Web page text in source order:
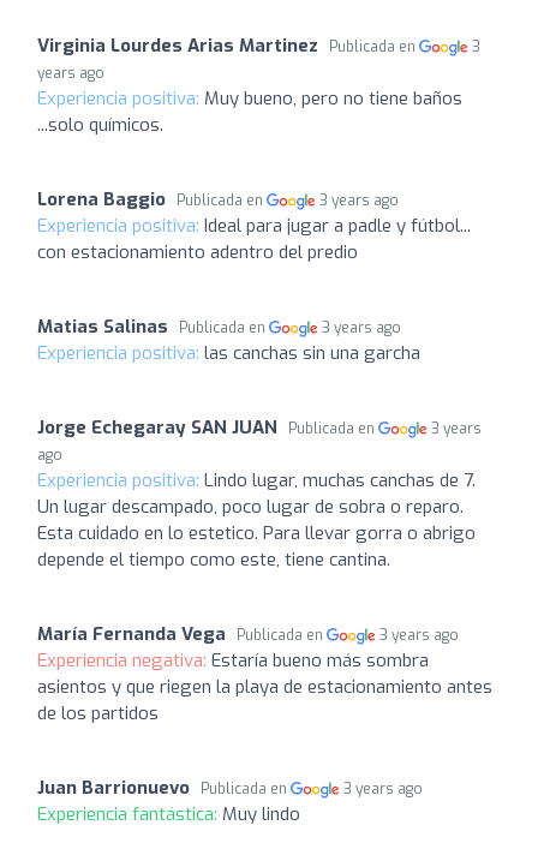
Virginia Lourdes Arias Martinez Publicada en
3
years ago
Experiencia positiva: Muy bueno, pero no tiene baños
...solo químicos.
Lorena Baggio Publicada en 3 years ago
Experiencia positiva: Ideal para jugar a padle y fútbol...
con estacionamiento adentro del predio
Matias Salinas Publicada en 3 years ago
Experiencia positiva: las canchas sin una garcha
Jorge Echegaray SAN JUAN Publicada en
3 years
ago
Experiencia positiva: Lindo lugar, muchas canchas de 7.
Un lugar descampado, poco lugar de sobra o reparo.
Esta cuidado en lo estetico. Para llevar gorra o abrigo
depende el tiempo como este, tiene cantina.
María Fernanda Vega Publicada en 3 years ago
Experiencia negativa: Estaría bueno más sombra
asientos y que riegen la playa de estacionamiento antes
de los partidos
Juan Barrionuevo Publicada en 3 years ago
Experiencia fantástica: Muy lindo